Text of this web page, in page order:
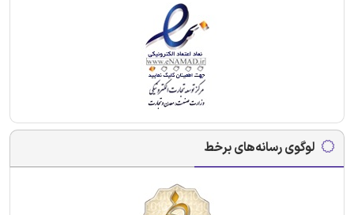
لوگوی رسانه‌های برخط